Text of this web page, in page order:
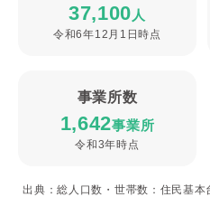
37,100 人
令和6年12月1日時点
事業所数
1,642事業所
令和3年時点
出典：総人口数・世帯数：住民基